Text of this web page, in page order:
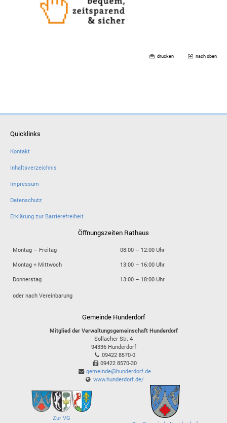
drucken nach oben
Quicklinks
Kontakt
Inhaltsverzeichnis
Impressum
Datenschutz
Erklärung zur Barrierefreiheit
Öffnungszeiten Rathaus
Montag – Freitag
08:00 – 12:00 Uhr
Montag + Mittwoch
13:00 – 16:00 Uhr
Donnerstag
13:00 – 18:00 Uhr
oder nach Vereinbarung
Gemeinde Hunderdorf
Mitglied der Verwaltungsgemeinschaft Hunderdorf
Sollacher Str. 4
94336 Hunderdorf
09422 8570-0
09422 8570-30
gemeinde@hunderdorf.de
www.hunderdorf.de/
Zur VG